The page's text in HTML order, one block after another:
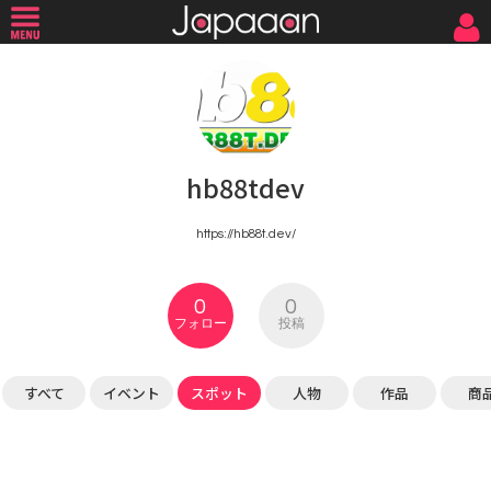
hb88tdev
https://hb88t.dev/
0
フォロー
0
投稿
すべて イベント スポット 人物 作品 商